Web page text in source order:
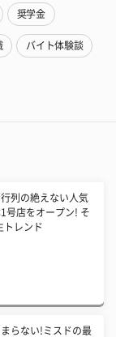
奨学金
バイト体験談
行列の絶えない人気
号店をオープン! そ
トレンド
らない!ミスドの最